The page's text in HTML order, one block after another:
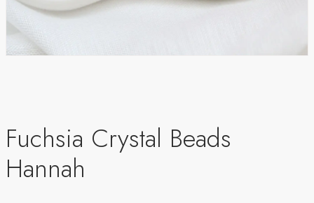
Fuchsia Crystal Beads
Hannah